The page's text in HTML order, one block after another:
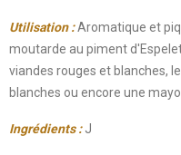
Utilisation :Aromatique et
moutarde au piment
viandes rouges et blanches,
blanches ou encore une
Ingrédients :J